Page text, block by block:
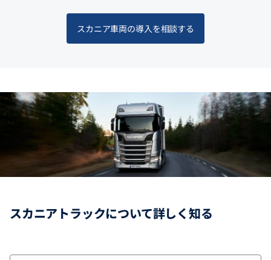
スカニア車両の導入を相談する
スカニアトラックについて詳しく知る